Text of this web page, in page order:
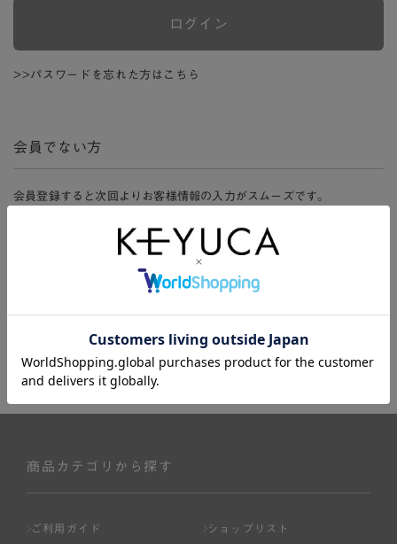
ログイン
>>パスワードを忘れた方はこちら
会員でない方
会員登録すると次回よりお客様情報の入力がスムーズです。
ージ、購入履歴をご利用いただけます。
商品カテゴリから探す
ご利用ガイド ショップリスト